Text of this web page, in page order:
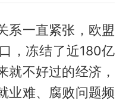
系一直紧张，欧盟
，冻结了近180亿
就不好过的经济，
业难、腐败问题频